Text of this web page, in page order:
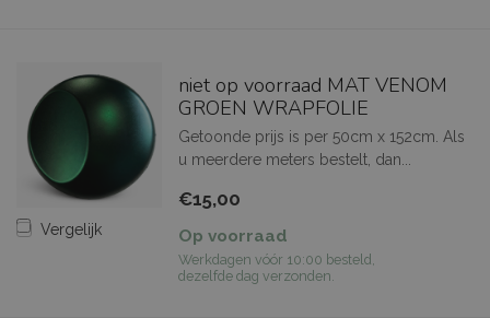
Vergelijk
niet op voorraad MAT VENOM
GROEN WRAPFOLIE
Getoonde prijs is per 50cm x 152cm. Als
u meerdere meters bestelt, dan...
€15,00
Op voorraad
Werkdagen vóór 10:00 besteld,
dezelfde dag verzonden.